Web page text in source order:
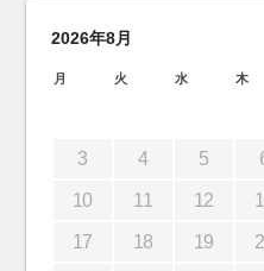
2026年8月
月 火 水 木
3 4 5
10 11 12
17 18 19